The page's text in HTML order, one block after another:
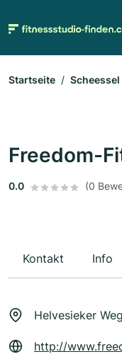
Startseite Scheessel
Freedom-
0.0 (0
Kontakt Info
Helvesieker
http://